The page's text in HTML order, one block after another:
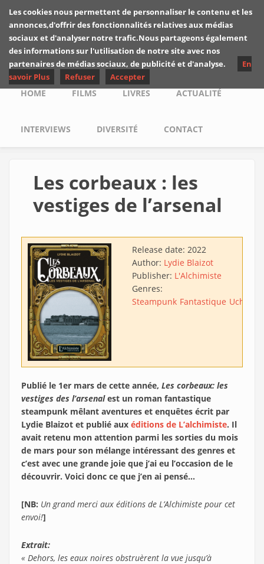
Skip to main content
Les critiques de
Yuyine
Main menu
HOME FILMS LIVRES ACTUALITÉ
INTERVIEWS DIVERSITÉ CONTACT
Les corbeaux : les
vestiges de l’arsenal
Release date: 2022
Author: Lydie Blaizot
Publisher: L'Alchimiste
Genres:
Steampunk Fantastique
Publié le 1er mars de cette année, Les corbeaux: les
vestiges des l’arsenalest un roman fantastique
steampunk mêlant aventures et enquêtes écrit par
Lydie Blaizot et publié aux éditions de L’alchimiste. Il
avait retenu mon attention parmi les sorties du mois
de mars pour son mélange intéressant des genres et
c’est avec une grande joie que j’ai eu l’occasion de le
découvrir. Voici donc ce que j’en ai pensé…
[NB: Un grand merci aux éditions de L’Alchimiste pour cet
envoi!]
Extrait:
« Dehors, les eaux noires obstruèrent la vue jusqu’à
Les cookies nous permettent de personnaliser le contenu et les
annonces,d'offrir des fonctionnalités relatives aux médias
sociaux et d'analyser notre trafic.Nous partageons également
des informations sur l'utilisation de notre site avec nos
partenaires de médias sociaux, de publicité et d'analyse.
En
savoir Plus
Refuser Accepter